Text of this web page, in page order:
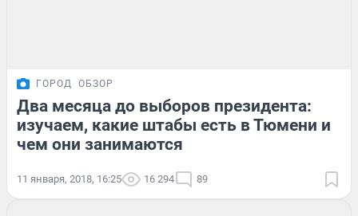
ГОРОД ОБЗОР
Два месяца до выборов президента:
изучаем, какие штабы есть в Тюмени и
чем они занимаются
11 января, 2018, 16:25 16 294 89